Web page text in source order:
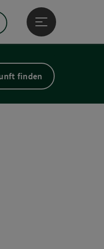
Hauptmenü öffnen
finden